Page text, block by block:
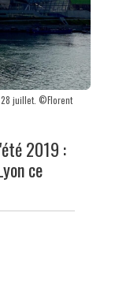
28 juillet. ©Florent
2019 :
ce